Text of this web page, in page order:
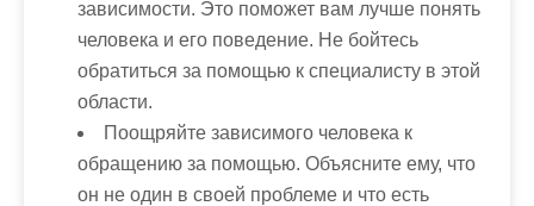
зависимости. Это поможет вам лучше понять
человека и его поведение. Не бойтесь
обратиться за помощью к специалисту в этой
области.
Поощряйте зависимого человека к
обращению за помощью. Объясните ему, что
он не один в своей проблеме и что есть